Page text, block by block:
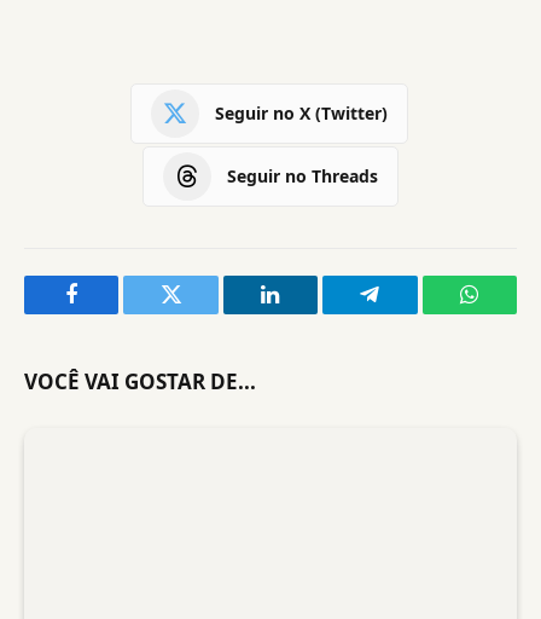
Seguir no X (Twitter)
Seguir no Threads
Facebook Twitter LinkedIn Telegram
VOCÊ VAI GOSTAR DE...